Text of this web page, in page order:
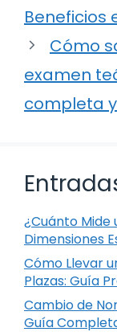
Beneficios
Cómo
examen
completa
¿Cuánto Mide
Dimensiones
Cómo Llevar
Plazas: Guía
Cambio de
Guía